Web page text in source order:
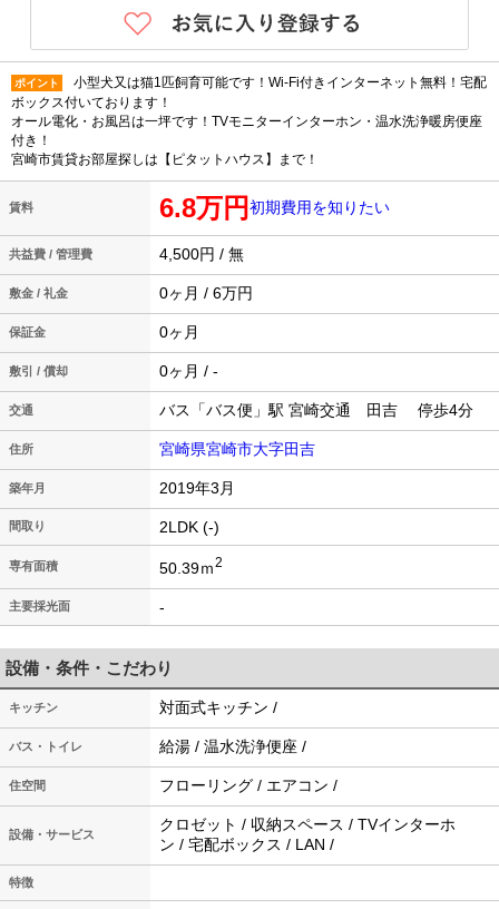
ポイント
小型犬又は猫1匹飼育可能です！Wi-Fi付きインターネット無料！宅配
ボックス付いております！
オール電化・お風呂は一坪です！TVモニターインターホン・温水洗浄暖房便座
付き！
宮崎市賃貸お部屋探しは【ピタットハウス】まで！
賃料 6.8万円 初期費用を知りたい
共益費 / 管理費 4,500円 / 無
敷金 / 礼金 0ヶ月 / 6万円
保証金 0ヶ月
敷引 / 償却 0ヶ月 / -
交通 バス「バス便」駅 宮崎交通 田吉 停歩4分
住所 宮崎県宮崎市大字田吉
築年月 2019年3月
間取り 2LDK (-)
専有面積 50.39ｍ2
主要採光面 -
設備・条件・こだわり
キッチン 対面式キッチン /
バス・トイレ 給湯 / 温水洗浄便座 /
住空間 フローリング / エアコン /
設備・サービス
クロゼット / 収納スペース / TVインターホ
ン / 宅配ボックス / LAN /
特徴